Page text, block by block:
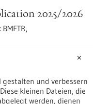
2025/2026
BMFTR,
call-
✕
und verbessern
kleinen Dateien, die
werden, dienen